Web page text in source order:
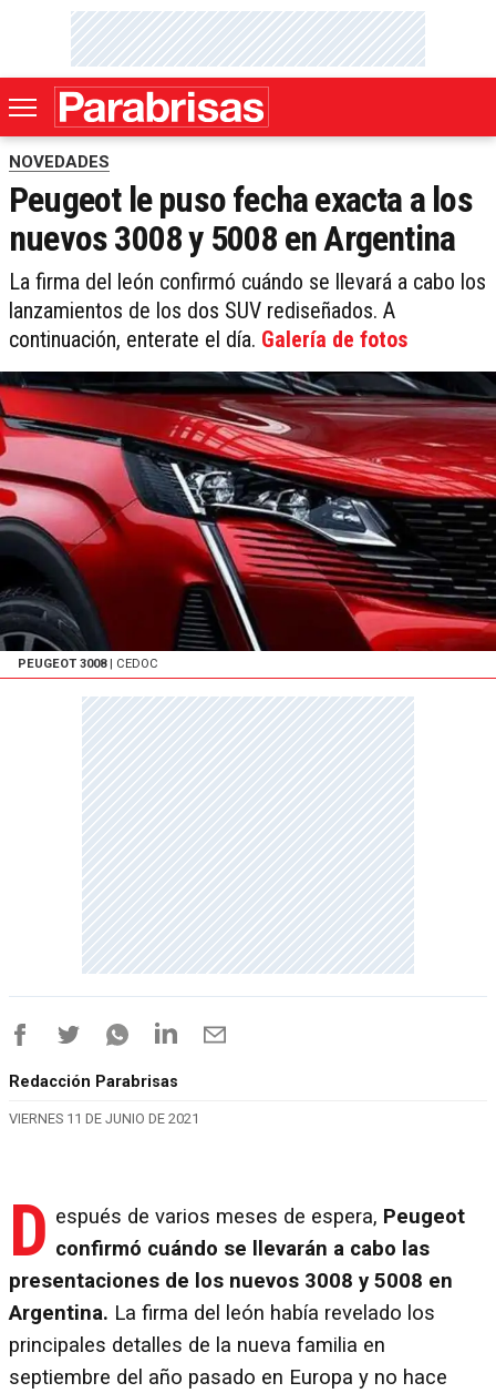
NOVEDADES
Peugeot le puso fecha exacta a los
nuevos 3008 y 5008 en Argentina
La firma del león confirmó cuándo se llevará a cabo los
lanzamientos de los dos SUV rediseñados. A
continuación, enterate el día. Galería de fotos
PEUGEOT 3008| CEDOC
Redacción Parabrisas
VIERNES 11 DE JUNIO DE 2021
D espués de varios meses de espera, Peugeot
confirmó cuándo se llevarán a cabo las
presentaciones de los nuevos 3008 y 5008 en
Argentina. La firma del león había revelado los
principales detalles de la nueva familia en
septiembre del año pasado en Europa y no hace